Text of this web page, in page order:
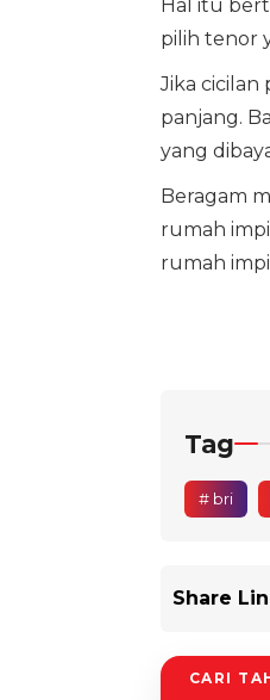
Hal itu
pilih tenor
Jika
panjang.
yang
Beragam
rumah
rumah
Tag
# bri
Share
CARI